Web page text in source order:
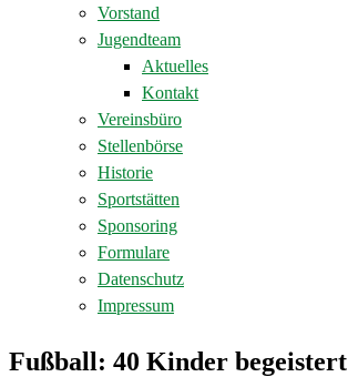
Vorstand
Jugendteam
Aktuelles
Kontakt
Vereinsbüro
Stellenbörse
Historie
Sportstätten
Sponsoring
Formulare
Datenschutz
Impressum
Fußball: 40 Kinder begeistert